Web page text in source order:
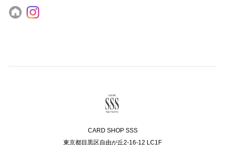
CARD SHOP SSS
東京都目黒区自由が丘2-16-12 LC1F